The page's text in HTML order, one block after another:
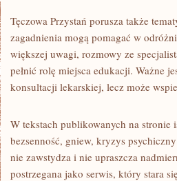
Tęczowa Przystań porusza także
zagadnienia mogą pomagać w
większej uwagi, rozmowy ze
pełnić rolę miejsca edukacji. Ważne
konsultacji lekarskiej, lecz może
W tekstach publikowanych na stronie
bezsenność, gniew, kryzys
nie zawstydza i nie upraszcza
postrzegana jako serwis, który stara